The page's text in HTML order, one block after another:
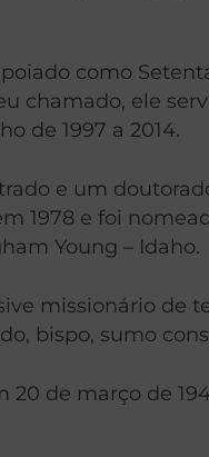
como
chamado, ele
de 1997 a 2014.
e um
1978 e foi
Young – Idaho.
missionário
bispo, sumo
de março de